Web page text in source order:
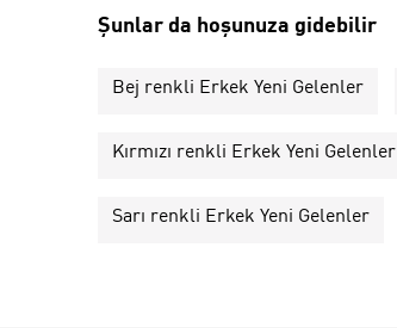
Şunlar da hoşunuza gidebilir
Bej renkli Erkek Yeni Gelenler
Kırmızı renkli Erkek Yeni Gelenler
Sarı renkli Erkek Yeni Gelenler